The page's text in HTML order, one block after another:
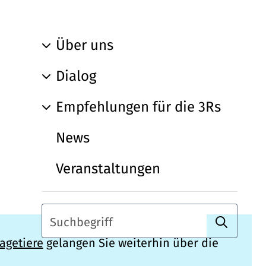
Suchbegriff Suchen
Über uns
Dialog
Empfehlungen für die 3Rs
News
Veranstaltungen
gelangen Sie weiterhin über die